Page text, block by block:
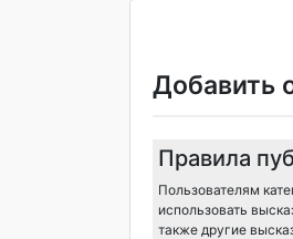
Добавить
Правила
Пользователям
использовать
также другие